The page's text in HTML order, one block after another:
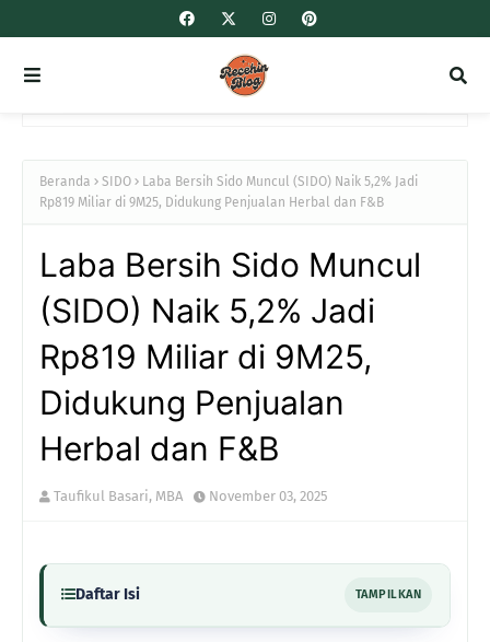
Beranda SIDO
Laba Bersih Sido Muncul (SIDO) Naik 5,2% Jadi
Rp819 Miliar di 9M25, Didukung Penjualan Herbal dan F&B
Laba Bersih Sido Muncul
(SIDO) Naik 5,2% Jadi
Rp819 Miliar di 9M25,
Didukung Penjualan
Herbal dan F&B
Taufikul Basari, MBA November 03, 2025
Daftar Isi TAMPILKAN